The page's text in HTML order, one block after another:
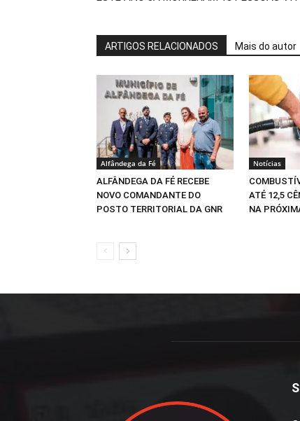
ARTIGOS RELACIONADOS Mais do autor
Alfândega da Fé
ALFÂNDEGA DA FÉ RECEBE
NOVO COMANDANTE DO
POSTO TERRITORIAL DA GNR
Notícias
ATÉ 12,5
NA